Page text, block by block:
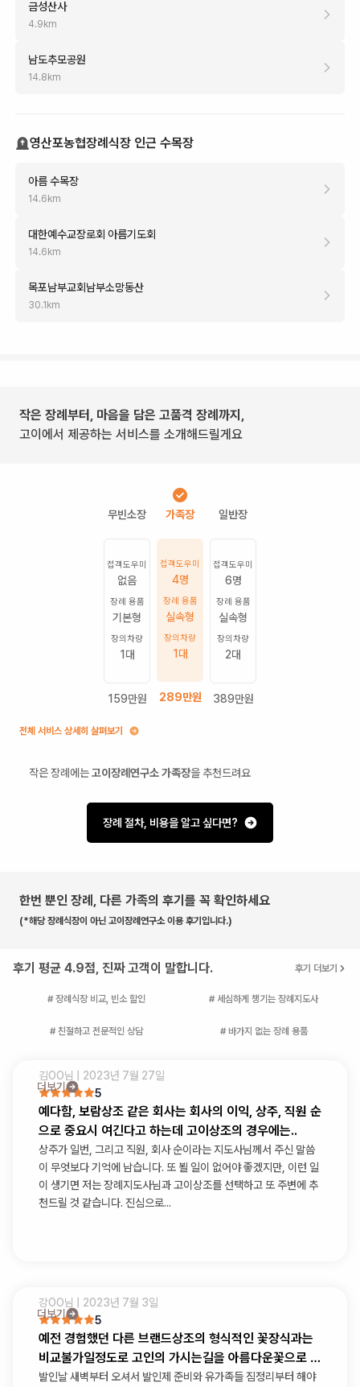
금성산사
4.9 km
남도추모공원
14.8 km
영산포농협장례식장 인근 수목장
아름 수목장
14.6 km
대한예수교장로회 아름기도회
14.6 km
목포남부교회남부소망동산
30.1 km
작은 장례부터, 마음을 담은 고품격 장례까지,
고이에서 제공하는 서비스를 소개해드릴게요
접객도우미
없음
장례 용품
기본형
장의차량
1 대
159만원
접객도우미
4명
장례 용품
실속형
장의차량
1 대
289만원
접객도우미
6명
장례 용품
실속형
장의차량
2대
389만원
전체 서비스 상세히 살펴보기
작은 장례에는고이장례연구소 가족장을 추천드려요
장례 절차, 비용을 알고 싶다면?
한번 뿐인 장례, 다른 가족의 후기를 꼭 확인하세요
(*해당 장례식장이 아닌 고이장례연구소 이용 후기입니다.)
후기 평균 4.9점, 진짜 고객이 말합니다. 후기 더보기
# 장례식장 비교, 빈소 할인 # 세심하게 챙기는 장례지도사
# 친절하고 전문적인 상담 # 바가지 없는 장례 용품
더보기
김OO님 | 2023년 7월 27일
5
예다함, 보람상조 같은 회사는 회사의 이익, 상주, 직원 순
으로 중요시 여긴다고 하는데 고이상조의 경우에는..
상주가 일번, 그리고 직원, 회사 순이라는 지도사님께서 주신 말씀
이 무엇보다 기억에 남습니다. 또 뵐 일이 없어야 좋겠지만, 이런 일
이 생기면 저는 장례지도사님과 고이상조를 선택하고 또 주변에 추
천드릴 것 같습니다. 진심으로...
더보기
강OO님 | 2023년 7월 3일
5
예전 경험했던 다른 브랜드상조의 형식적인 꽃장식과는
비교불가일정도로 고인의 가시는길을 아름다운꽃으로 가
득채워주셨습니다
발인날 새벽부터 오셔서 발인제 준비와 유가족들 짐정리부터 해야